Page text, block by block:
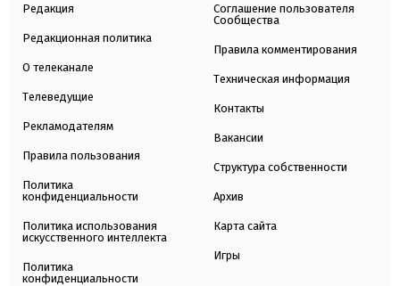
Редакция
Редакционная политика
О телеканале
Телеведущие
Рекламодателям
Правила пользования
Политика
конфиденциальности
Политика использования
искусственного интеллекта
Политика
конфиденциальности
Соглашение пользователя
Сообщества
Правила комментирования
Техническая информация
Контакты
Вакансии
Структура собственности
Архив
Карта сайта
Игры